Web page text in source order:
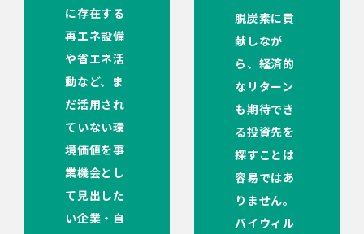
に存在する
再エネ設備
や省エネ活
動など、ま
だ活用され
ていない環
境価値を事
業機会とし
て見出した
い企業・自
脱炭素に貢
献しなが
ら、経済的
なリターン
も期待でき
る投資先を
探すことは
容易ではあ
りません。
バイウィル